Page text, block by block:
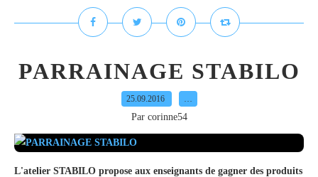
PARRAINAGE STABILO
25.09.2016 …
Par corinne54
L'atelier STABILO propose aux enseignants de gagner des produits